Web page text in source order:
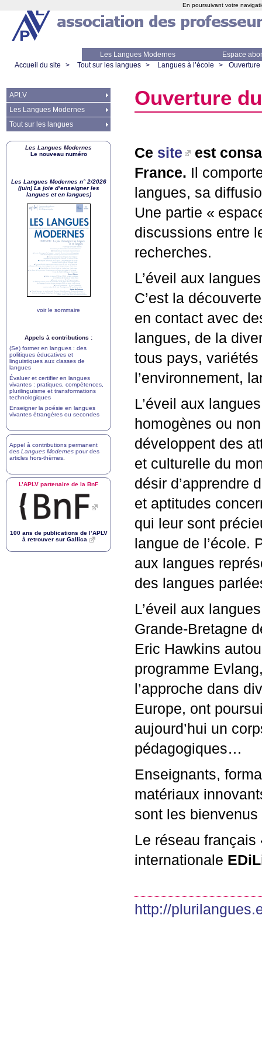
Les Langues Modernes
Espace
Accueil du site
> Tout sur les langues > Langues à l’école >
Ouverture
Ce site
est
France. Il
langues, sa
Une partie «
discussions entre
recherches.
L’éveil aux
C’est la
en contact avec
langues, de la
tous pays,
l’environnement,
L’éveil aux
homogènes ou
développent des
et culturelle du
désir d’apprendre
et aptitudes
qui leur sont
langue de l’école.
aux langues
des langues
L’éveil aux
Grande-Bretagne
Eric Hawkins
programme
l’approche dans
Europe, ont
aujourd’hui un
pédagogiques…
Enseignants,
matériaux
sont les
Le réseau français
internationale
http://
APLV
Les Langues Modernes
Tout sur les langues
Les Langues Modernes
Le nouveau numéro
Les Langues Modernes n° 2/2026
(juin) La joie d’enseigner les
langues et en langues)
voir le sommaire
Appels à contributions :
(Se) former en langues : des
politiques éducatives et
linguistiques aux classes de
langues
Évaluer et certifier en langues
vivantes : pratiques, compétences,
plurilinguisme et transformations
technologiques
Enseigner la poésie en langues
vivantes étrangères ou secondes
Appel à contributions permanent
des Langues Modernes pour des
articles hors-thèmes
L’APLV partenaire de la BnF
100 ans de publications de l’APLV
à retrouver sur Gallica
En poursuivant votre